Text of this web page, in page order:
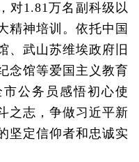
对1.81万名副科级以
精神培训。依托中国
、武山苏维埃政府旧
念馆等爱国主义教育
公务员感悟初心使
之志，争做习近平新
坚定信仰者和忠诚实